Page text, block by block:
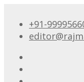
+91-